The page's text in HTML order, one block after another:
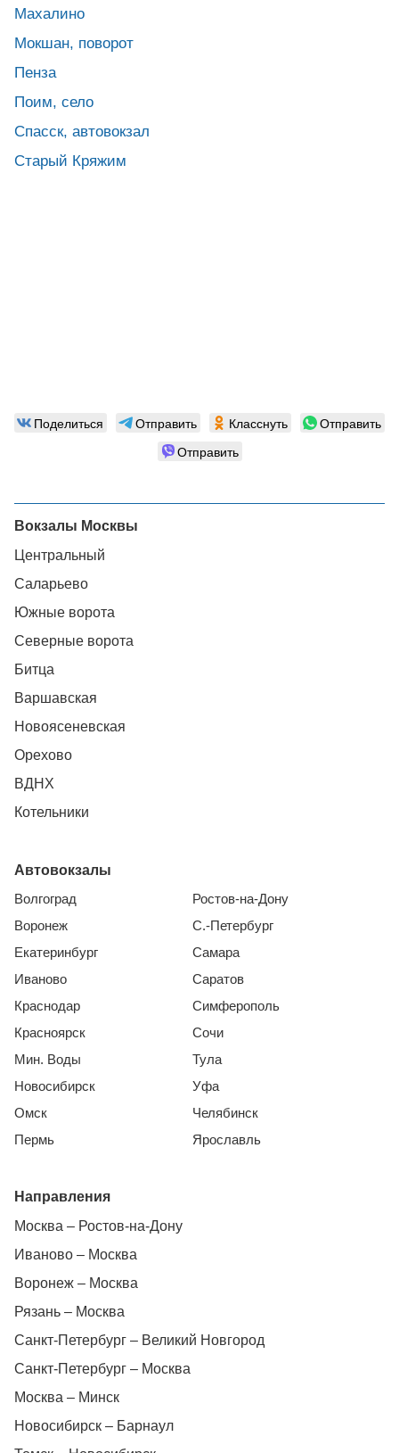
Махалино
Мокшан, поворот
Пенза
Поим, село
Спасск, автовокзал
Старый Кряжим
Поделиться Отправить Класснуть
Отправить
Отправить
Вокзалы Москвы
Центральный
Саларьево
Южные ворота
Северные ворота
Битца
Варшавская
Новоясеневская
Орехово
ВДНХ
Котельники
Автовокзалы
Волгоград
Воронеж
Екатеринбург
Иваново
Краснодар
Красноярск
Мин. Воды
Новосибирск
Омск
Пермь
Ростов-на-Дону
С.-Петербург
Самара
Саратов
Симферополь
Сочи
Тула
Уфа
Челябинск
Ярославль
Направления
Москва – Ростов-на-Дону
Иваново – Москва
Воронеж – Москва
Рязань – Москва
Санкт-Петербург – Великий Новгород
Санкт-Петербург – Москва
Москва – Минск
Новосибирск – Барнаул